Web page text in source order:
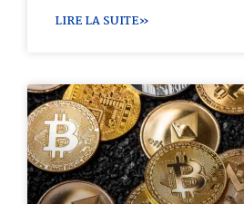
LIRE LA SUITE»